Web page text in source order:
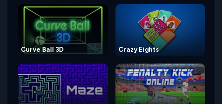
Curve Ball 3D Crazy Eights